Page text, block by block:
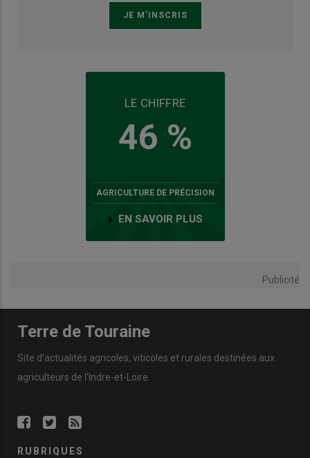
LE CHIFFRE
46 %
AGRICULTURE DE PRÉCISION
EN SAVOIR PLUS
Publicité
Terre de Touraine
Site d'actualités agricoles, viticoles et rurales destinées aux
agriculteurs de l'Indre-et-Loire.
RUBRIQUES